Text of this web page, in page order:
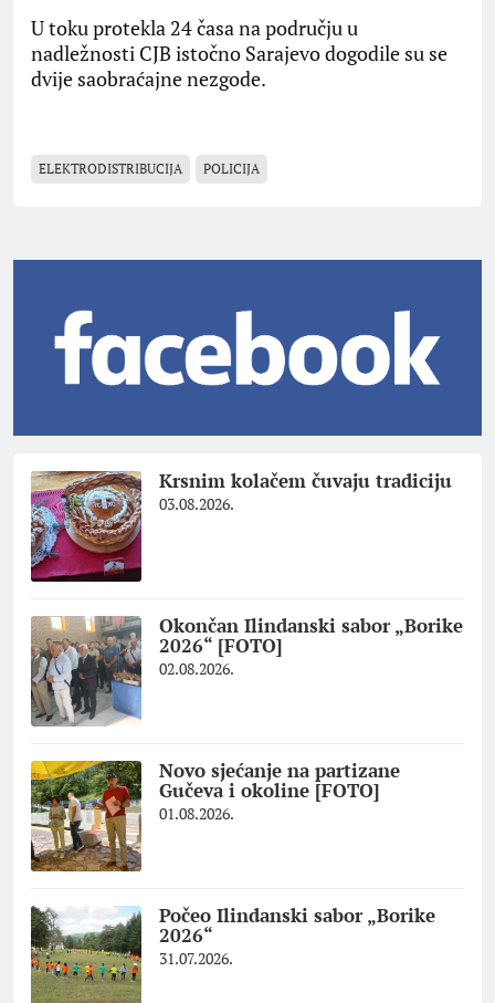
U toku protekla 24 časa na području u
nadležnosti CJB istočno Sarajevo dogodile su se
dvije saobraćajne nezgode.
ELEKTRODISTRIBUCIJA POLICIJA
Krsnim kolačem čuvaju tradiciju
03.08.2026.
Okončan Ilindanski sabor „Borike
2026“ [FOTO]
02.08.2026.
Novo sjećanje na partizane
Gučeva i okoline [FOTO]
01.08.2026.
Počeo Ilindanski sabor „Borike
2026“
31.07.2026.